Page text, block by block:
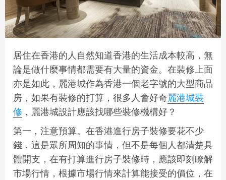
居住在香港的人自然知道香港的生活成本較高，無
論是做什麼事情都需要有大量的資金。在裝修上面
亦是如此，麗港城作為香港一個老字號的大型商品
房，如果有裝修的打算，很多人會好奇麗港城裝
修 ，麗港城設計應該找哪些裝修機構好？
第一，注意預算。在香港進行房子裝修要花不少
錢，這是眾所周知的事情，但不是每個人都清楚具
體開支，在有打算進行房子裝修時，應該即刻瞭解
市場行情，根據市場行情來計算能接受的價位，在